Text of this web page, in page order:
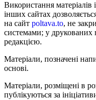
Використання
інших сайтах
на сайт poltava.to, не
системами; у
редакцією.
Матеріали, позначені
основі.
Матеріали, розміщені в
публікуються за